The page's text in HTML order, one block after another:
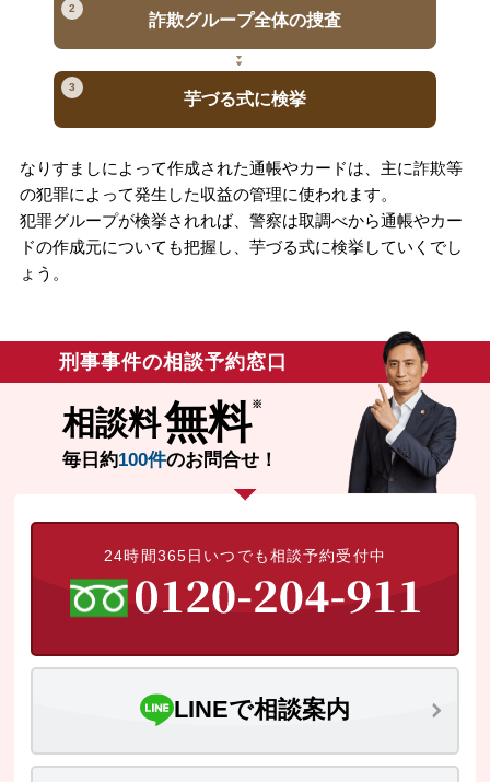
2
詐欺グループ全体の捜査
3
芋づる式に検挙
なりすましによって作成された通帳やカードは、主に詐欺等
の犯罪によって発生した収益の管理に使われます。
犯罪グループが検挙されれば、警察は取調べから通帳やカー
ドの作成元についても把握し、芋づる式に検挙していくでし
ょう。
刑事事件の相談予約窓口
相談料無料
毎日約100件のお問合せ！
24時間365日いつでも相談予約受付中
LINEで相談案内